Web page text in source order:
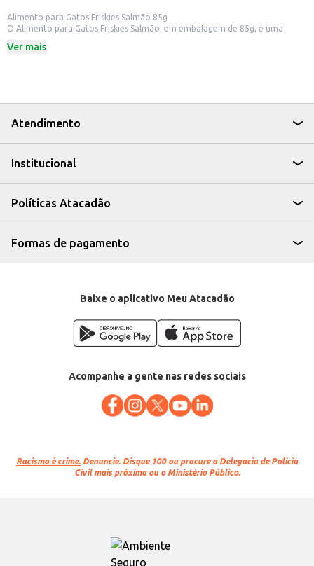
Alimento para Gatos Friskies Salmão 85g
O Alimento para Gatos Friskies Salmão, em embalagem de 85g, é uma
alimentação diária, este alimento úmido oferece uma textura agradável e
Perfeito para gatos com dificuldade de mastigação.
Uma opção para variar a dieta do seu gato, oferecendo diferentes sabores.
Com o Alimento para Gatos Friskies Salmão, você garante uma refeição
Ver mais
Atendimento
Institucional
Políticas Atacadão
Formas de pagamento
Baixe o aplicativo Meu Atacadão
Acompanhe a gente nas redes sociais
Racismo é crime. Denuncie. Disque 100 ou procure a Delegacia de Polícia
Civil mais próxima ou o Ministério Público.